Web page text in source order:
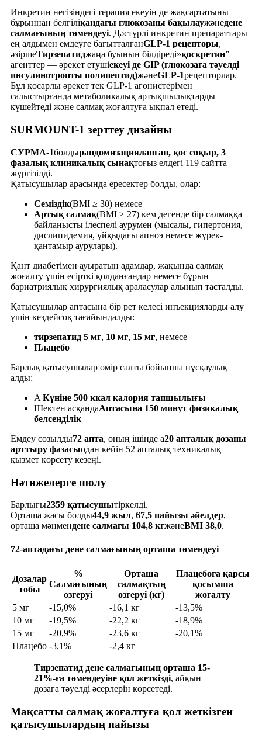
Инкретин негізіндегі терапия екеуін де жақсартатыны
бұрыннан белгіліқандағы глюкозаны бақылаужәнедене
салмағының төмендеуі. Дәстүрлі инкретин препараттары
ең алдымен емдеуге бағытталғанGLP-1 рецепторы,
әзіршеТирзепатиджаңа буынын білдіреді»қоскретин”
агенттер — әрекет етушіекеуі де GIP (глюкозаға тәуелді
инсулинотропты полипептид)жәнеGLP-1рецепторлар.
Бұл қосарлы әрекет тек GLP-1 агонистерімен
салыстырғанда метаболикалық артықшылықтарды
күшейтеді және салмақ жоғалтуға ықпал етеді.
SURMOUNT-1 зерттеу дизайны
СУРМА-1болдырандомизацияланған, қос соқыр, 3
фазалық клиникалық сынақтоғыз елдегі 119 сайтта
жүргізілді.
Қатысушылар арасында ересектер болды, олар:
Семіздік(BMI ≥ 30) немесе
Артық салмақ(BMI ≥ 27) кем дегенде бір салмаққа
байланысты ілеспелі аурумен (мысалы, гипертония,
дислипидемия, ұйқыдағы апноэ немесе жүрек-
қантамыр аурулары).
Қант диабетімен ауыратын адамдар, жақында салмақ
жоғалту үшін есірткі қолданғандар немесе бұрын
бариатриялық хирургиялық араласулар алынып тасталды.
Қатысушылар аптасына бір рет келесі инъекцияларды алу
үшін кездейсоқ тағайындалды:
тирзепатид 5 мг, 10 мг, 15 мг, немесе
Плацебо
Барлық қатысушылар өмір салты бойынша нұсқаулық
алды:
A Күніне 500 ккал калория тапшылығы
Шектен асқандаАптасына 150 минут физикалық
белсенділік
Емдеу созылды72 апта, оның ішінде а20 апталық дозаны
арттыру фазасыодан кейін 52 апталық техникалық
қызмет көрсету кезеңі.
Нәтижелерге шолу
Барлығы2359 қатысушытіркелді.
Орташа жасы болды44,9 жыл, 67,5 пайызы әйелдер,
орташа мәнмендене салмағы 104,8 кгжәнеBMI 38,0.
72-аптадағы дене салмағының орташа төмендеуі
Дозалар
тобы
%
Салмағының
өзгеруі
Орташа
салмақтың
өзгеруі (кг)
Плацебоға қарсы
қосымша
жоғалту
5 мг
-15,0% -16,1 кг
-13,5%
10 мг
-19,5% -22,2 кг
-18,9%
15 мг
-20,9% -23,6 кг
-20,1%
Плацебо -3,1% -2,4 кг —
Тирзепатид дене салмағының орташа 15-
21%-ға төмендеуіне қол жеткізді, айқын
дозаға тәуелді әсерлерін көрсетеді.
Мақсатты салмақ жоғалтуға қол жеткізген
қатысушылардың пайызы